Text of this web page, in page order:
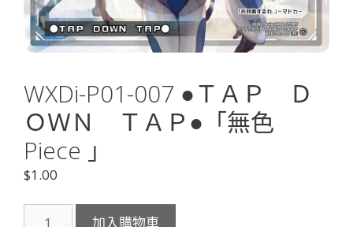
WXDi-P01-007 ●ＴＡＰ Ｄ
ＯＷＮ ＴＡＰ●「無色
Piece 」
$1.00
加入購物車